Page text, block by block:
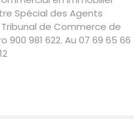
Spécial des Agents
de Commerce de
900 981 622. Au 07 69 65 66
12